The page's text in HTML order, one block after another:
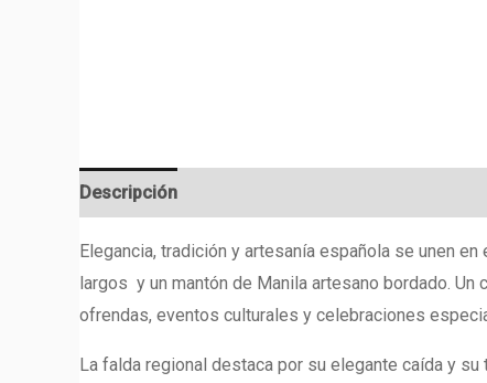
Descripción
Elegancia, tradición y artesanía española se unen
largos y un mantón de Manila artesano bordado.
ofrendas, eventos culturales y celebraciones
La falda regional destaca por su elegante caída y